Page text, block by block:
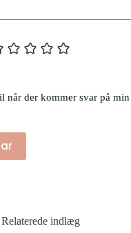
når der kommer svar på min
Relaterede indlæg